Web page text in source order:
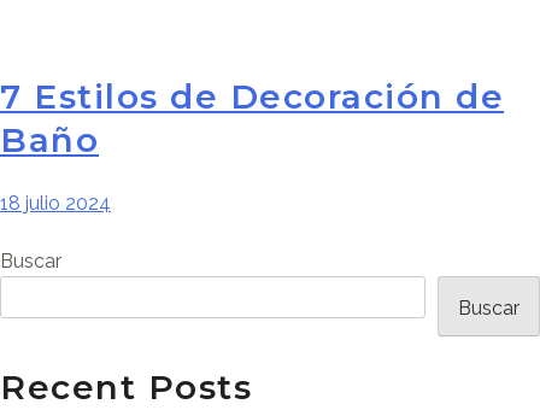
7 Estilos de Decoración de
Baño
18 julio 2024
de
entradas
Buscar
Buscar
Recent Posts